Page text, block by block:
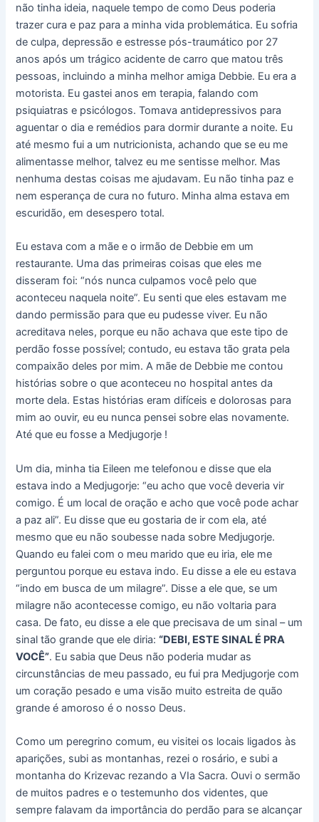
não tinha ideia, naquele tempo de como Deus poderia
trazer cura e paz para a minha vida problemática. Eu sofria
de culpa, depressão e estresse pós-traumático por 27
anos após um trágico acidente de carro que matou três
pessoas, incluindo a minha melhor amiga Debbie. Eu era a
motorista. Eu gastei anos em terapia, falando com
psiquiatras e psicólogos. Tomava antidepressivos para
aguentar o dia e remédios para dormir durante a noite. Eu
até mesmo fui a um nutricionista, achando que se eu me
alimentasse melhor, talvez eu me sentisse melhor. Mas
nenhuma destas coisas me ajudavam. Eu não tinha paz e
nem esperança de cura no futuro. Minha alma estava em
escuridão, em desespero total.
Eu estava com a mãe e o irmão de Debbie em um
restaurante. Uma das primeiras coisas que eles me
disseram foi: “nós nunca culpamos você pelo que
aconteceu naquela noite”. Eu senti que eles estavam me
dando permissão para que eu pudesse viver. Eu não
acreditava neles, porque eu não achava que este tipo de
perdão fosse possível; contudo, eu estava tão grata pela
compaixão deles por mim. A mãe de Debbie me contou
histórias sobre o que aconteceu no hospital antes da
morte dela. Estas histórias eram difíceis e dolorosas para
mim ao ouvir, eu eu nunca pensei sobre elas novamente.
Até que eu fosse a Medjugorje !
Um dia, minha tia Eileen me telefonou e disse que ela
estava indo a Medjugorje: “eu acho que você deveria vir
comigo. É um local de oração e acho que você pode achar
a paz ali”. Eu disse que eu gostaria de ir com ela, até
mesmo que eu não soubesse nada sobre Medjugorje.
Quando eu falei com o meu marido que eu iria, ele me
perguntou porque eu estava indo. Eu disse a ele eu estava
“indo em busca de um milagre”. Disse a ele que, se um
milagre não acontecesse comigo, eu não voltaria para
casa. De fato, eu disse a ele que precisava de um sinal – um
sinal tão grande que ele diria:“DEBI, ESTE SINAL É PRA
VOCÊ”. Eu sabia que Deus não poderia mudar as
circunstâncias de meu passado, eu fui pra Medjugorje com
um coração pesado e uma visão muito estreita de quão
grande é amoroso é o nosso Deus.
Como um peregrino comum, eu visitei os locais ligados às
aparições, subi as montanhas, rezei o rosário, e subi a
montanha do Krizevac rezando a VIa Sacra. Ouvi o sermão
de muitos padres e o testemunho dos videntes, que
sempre falavam da importância do perdão para se alcançar